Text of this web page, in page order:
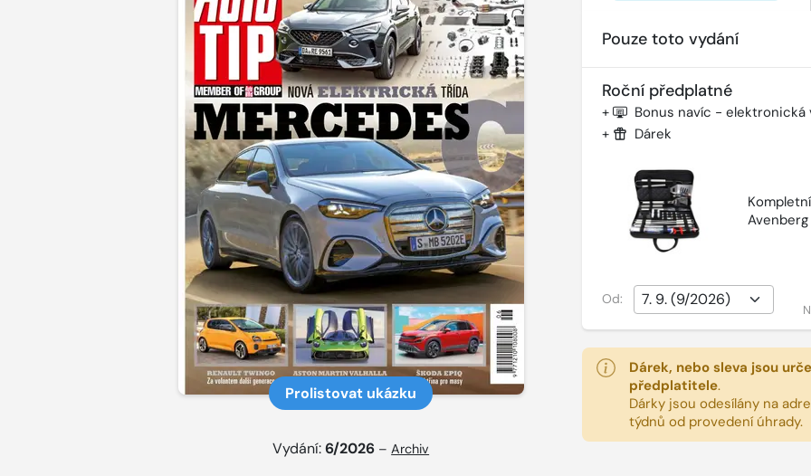
Prolistovat ukázku
Vydání:6/2026 –Archiv
Pouze toto vydání
Roční předplatné
+ Bonus navíc - elektronická
+ Dárek
Avenberg
Od:
Dárek, nebo sleva jsou
předplatitele.
Dárky jsou odesílány na
týdnů od provedení úhrady.